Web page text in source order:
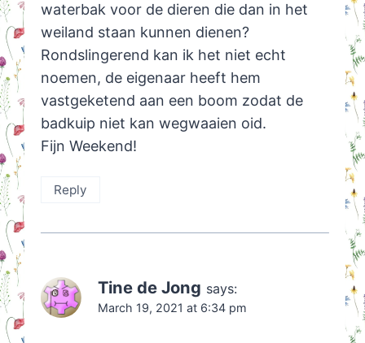
waterbak voor de dieren die dan in het
weiland staan kunnen dienen?
Rondslingerend kan ik het niet echt
noemen, de eigenaar heeft hem
vastgeketend aan een boom zodat de
badkuip niet kan wegwaaien oid.
Fijn Weekend!
Reply
Tine de Jong says:
March 19, 2021 at 6:34 pm